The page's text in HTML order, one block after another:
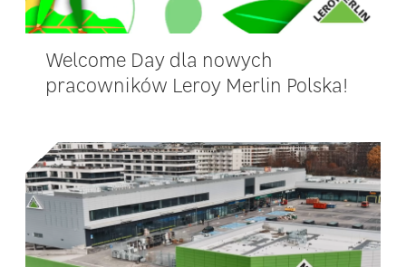
Welcome Day dla nowych
pracowników Leroy Merlin Polska!